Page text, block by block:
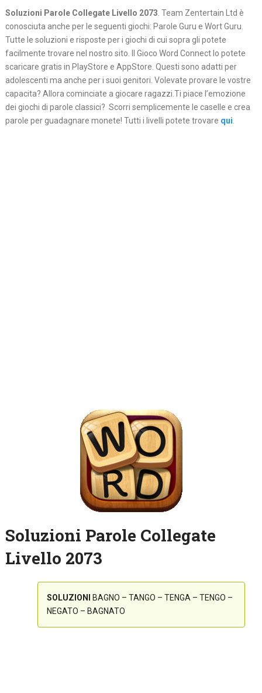
Soluzioni Parole Collegate Livello 2073. Team Zentertain Ltd è
conosciuta anche per le seguenti giochi: Parole Guru e Wort Guru.
Tutte le soluzioni e risposte per i giochi di cui sopra gli potete
facilmente trovare nel nostro sito. Il Gioco Word Connect lo potete
scaricare gratis in PlayStore e AppStore. Questi sono adatti per
adolescenti ma anche per i suoi genitori. Volevate provare le vostre
capacita? Allora cominciate a giocare ragazzi.Ti piace l’emozione
dei giochi di parole classici? Scorri semplicemente le caselle e crea
parole per guadagnare monete! Tutti i livelli potete trovare qui.
Soluzioni Parole Collegate
Livello 2073
SOLUZIONI
BAGNO – TANGO – TENGA – TENGO –
NEGATO – BAGNATO